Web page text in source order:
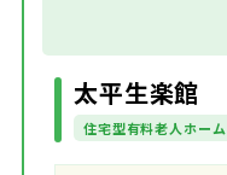
太平生楽館
住宅型有料老人ホーム